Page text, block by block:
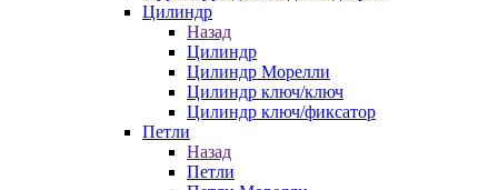
Цилиндр
Назад
Цилиндр
Цилиндр Морелли
Цилиндр ключ/ключ
Цилиндр ключ/фиксатор
Петли
Назад
Петли